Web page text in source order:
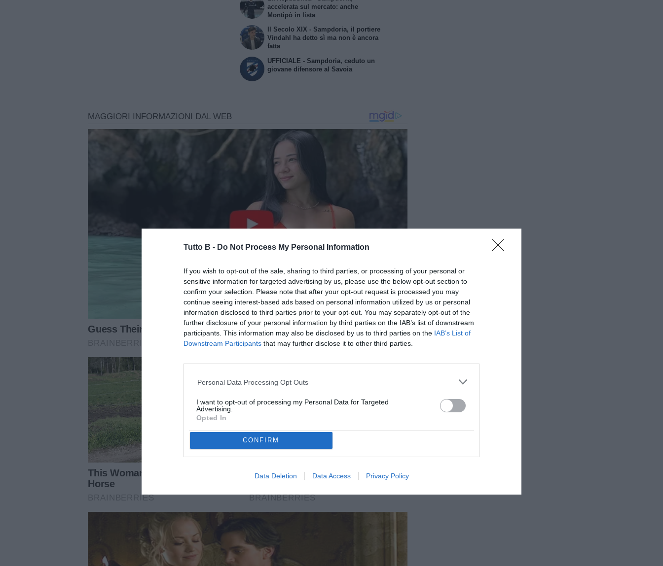
Tutto B - Do Not Process My Personal Information
If you wish to opt-out of the sale, sharing to third parties, or processing of your personal or
sensitive information for targeted advertising by us, please use the below opt-out section to
confirm your selection. Please note that after your opt-out request is processed you may
continue seeing interest-based ads based on personal information utilized by us or personal
information disclosed to third parties prior to your opt-out. You may separately opt-out of the
further disclosure of your personal information by third parties on the IAB’s list of downstream
participants. This information may also be disclosed by us to third parties on the IAB’s List of
Downstream Participants that may further disclose it to other third parties.
Personal Data Processing Opt Outs
I want to opt-out of processing my Personal Data for Targeted
Advertising.
Opted In
CONFIRM
Data Deletion Data Access Privacy Policy
accelerata sul mercato: anche
Montipò in lista
Il Secolo XIX - Sampdoria, il portiere
Vindahl ha detto sì ma non è ancora
fatta
UFFICIALE - Sampdoria, ceduto un
giovane difensore al Savoia